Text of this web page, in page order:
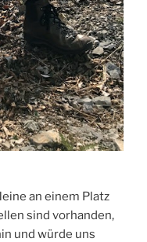
an einem Platz
sind vorhanden,
und würde uns